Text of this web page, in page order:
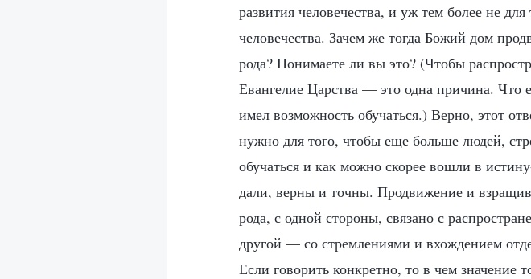
развития человечества, и уж тем более не
человечества. Зачем же тогда Божий дом
рода? Понимаете ли вы это? (Чтобы
Евангелие Царства — это одна причина. Что
имел возможность обучаться.) Верно, этот
нужно для того, чтобы еще больше людей,
обучаться и как можно скорее вошли в
дали, верны и точны. Продвижение и
рода, с одной стороны, связано с
другой — со стремлениями и вхождением
Если говорить конкретно, то в чем значение